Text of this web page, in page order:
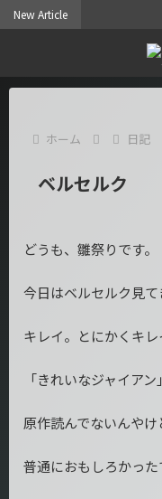
New Article
ホーム 日記
ベルセルク
どうも、雛祭りです。
今日はベルセルク見て
キレイ。とにかくキレ
「きれいなジャイアン
原作読んでないんやけ
普通におもしろかった